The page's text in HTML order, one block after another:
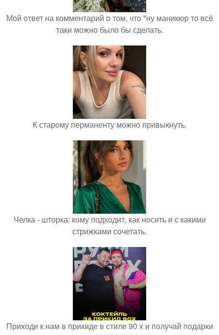
Мой ответ на комментарий о том, что "ну маникюр то всё
таки можно было бы сделать.
К старому перманенту можно привыкнуть.
Челка - шторка: кому подходит, как носить и с какими
стрижками сочетать.
Приходи к нам в прикиде в стиле 90 х и получай подарки